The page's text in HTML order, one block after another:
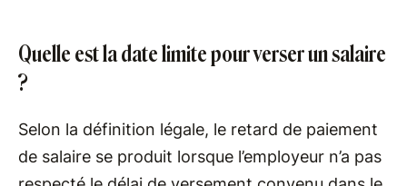
Quelle est la date limite pour verser un salaire
?
Selon la définition légale, le retard de paiement
de salaire se produit lorsque l’employeur n’a pas